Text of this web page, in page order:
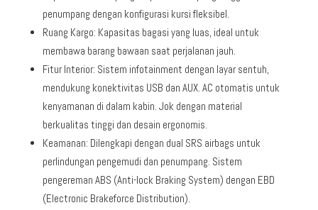
penumpang dengan konfigurasi kursi fleksibel.
Ruang Kargo: Kapasitas bagasi yang luas, ideal untuk
membawa barang bawaan saat perjalanan jauh.
Fitur Interior: Sistem infotainment dengan layar sentuh,
mendukung konektivitas USB dan AUX. AC otomatis untuk
kenyamanan di dalam kabin. Jok dengan material
berkualitas tinggi dan desain ergonomis.
Keamanan: Dilengkapi dengan dual SRS airbags untuk
perlindungan pengemudi dan penumpang. Sistem
pengereman ABS (Anti-lock Braking System) dengan EBD
(Electronic Brakeforce Distribution).